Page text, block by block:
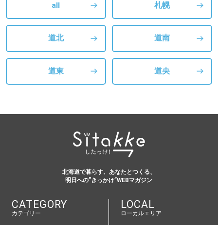
all 札幌
道北 道南
道東 道央
北海道で暮らす、あなたとつくる、
明日への”きっかけ”WEBマガジン
CATEGORY
カテゴリー
LOCAL
ローカルエリア